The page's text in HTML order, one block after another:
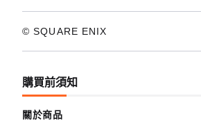
© SQUARE ENIX
購買前須知
關於商品